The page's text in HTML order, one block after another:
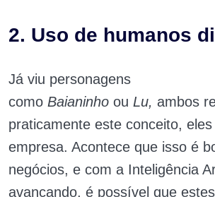
2. Uso de humanos
Já viu personagens
como Baianinho ou Lu, ambos
praticamente este conceito,
empresa. Acontece que isso é
negócios, e com a Inteligência
avançando, é possível que